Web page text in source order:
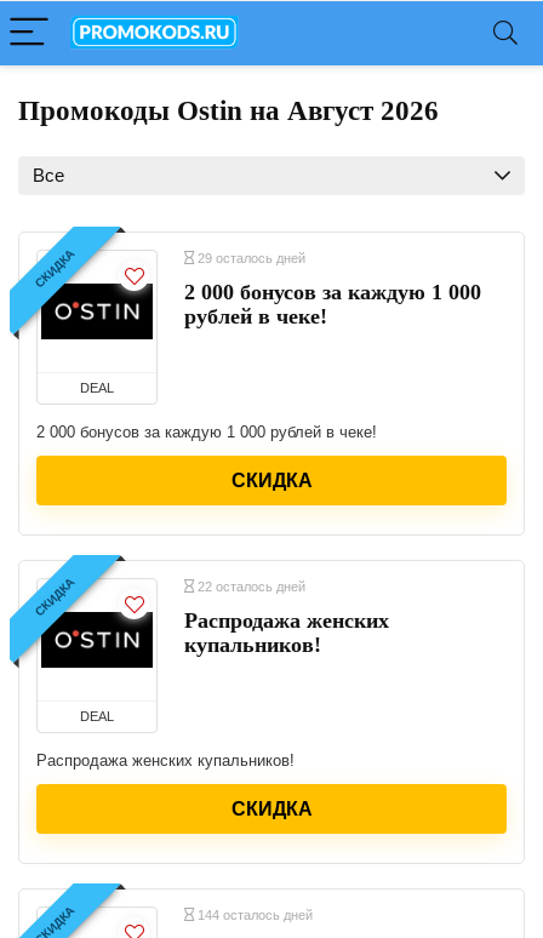
Промокоды Ostin на Август 2026
Все
СКИДКА
DEAL
29 осталось дней
2 000 бонусов за каждую 1 000
рублей в чеке!
2 000 бонусов за каждую 1 000 рублей в чеке!
СКИДКА
СКИДКА
DEAL
22 осталось дней
Распродажа женских
купальников!
Распродажа женских купальников!
СКИДКА
СКИДКА 144 осталось дней